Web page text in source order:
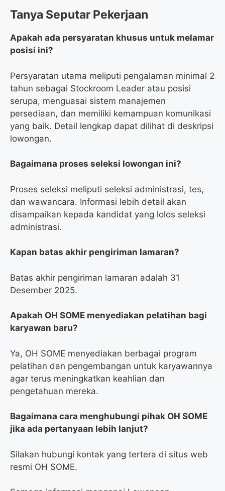
Tanya Seputar Pekerjaan
Apakah ada persyaratan khusus untuk melamar
posisi ini?
Persyaratan utama meliputi pengalaman minimal 2
tahun sebagai Stockroom Leader atau posisi
serupa, menguasai sistem manajemen
persediaan, dan memiliki kemampuan komunikasi
yang baik. Detail lengkap dapat dilihat di deskripsi
lowongan.
Bagaimana proses seleksi lowongan ini?
Proses seleksi meliputi seleksi administrasi, tes,
dan wawancara. Informasi lebih detail akan
disampaikan kepada kandidat yang lolos seleksi
administrasi.
Kapan batas akhir pengiriman lamaran?
Batas akhir pengiriman lamaran adalah 31
Desember 2025.
Apakah OH SOME menyediakan pelatihan bagi
karyawan baru?
Ya, OH SOME menyediakan berbagai program
pelatihan dan pengembangan untuk karyawannya
agar terus meningkatkan keahlian dan
pengetahuan mereka.
Bagaimana cara menghubungi pihak OH SOME
jika ada pertanyaan lebih lanjut?
Silakan hubungi kontak yang tertera di situs web
resmi OH SOME.